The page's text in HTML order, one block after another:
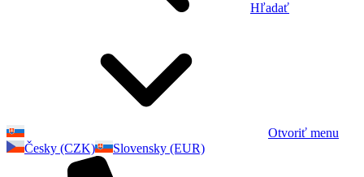
Hľadať
Otvoriť menu
Česky (CZK)
Slovensky (EUR)